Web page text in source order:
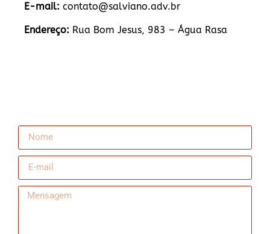
E-mail: contato@salviano.adv.br
Endereço: Rua Bom Jesus, 983 – Água Rasa